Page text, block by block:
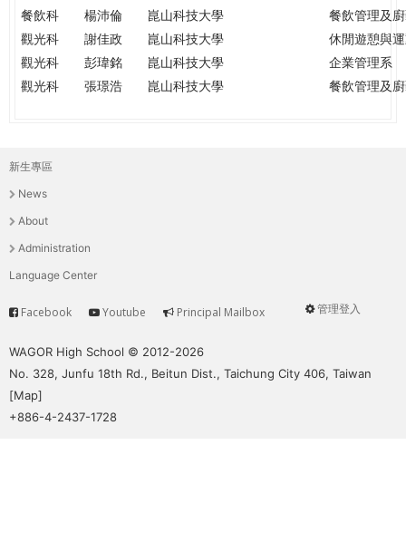
餐飲科
楊沛倫 崑山科技大學
餐飲管理及
觀光科
謝佳政 崑山科技大學
休閒遊憩與
觀光科
彭瑋銘 崑山科技大學
企業管理系
觀光科
張璟浩 崑山科技大學 餐飲管理及
主
選
單
新生專區
News
About
Administration
Language Center
User
管理登入
Service
Facebook Youtube Principal Mailbox
WAGOR High School © 2012-2026
No. 328, Junfu 18th Rd., Beitun Dist., Taichung City 406, Taiwan
[Map]
+886-4-2437-1728